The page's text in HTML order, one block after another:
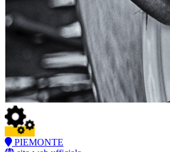
PIEMONTE